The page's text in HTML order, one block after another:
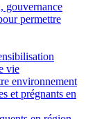
gouvernance
permettre
vie
environnement
et prégnants en